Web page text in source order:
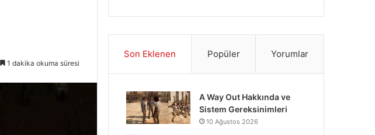
1 dakika okuma süresi
Son Eklenen Popüler Yorumlar
A Way Out Hakkında ve
Sistem Gereksinimleri
10 Ağustos 2026